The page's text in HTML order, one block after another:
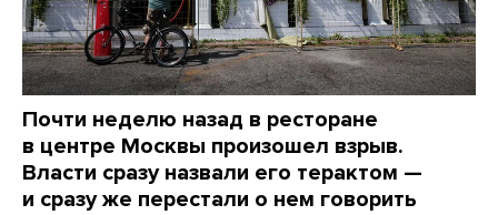
Почти неделю назад в ресторане
в центре Москвы произошел взрыв.
Власти сразу назвали его терактом —
и сразу же перестали о нем говорить